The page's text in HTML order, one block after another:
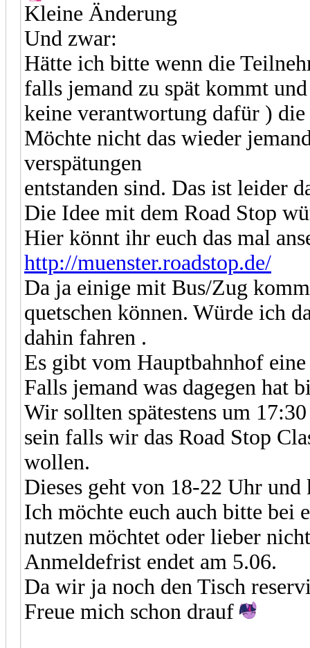
Kleine Änderung
Und zwar:
Hätte ich bitte wenn die
falls jemand zu spät kommt
keine verantwortung dafür )
Möchte nicht das wieder
verspätungen
entstanden sind. Das ist leider
Die Idee mit dem Road Stop
Hier könnt ihr euch das mal
http://muenster.roadstop.de/
Da ja einige mit Bus/Zug
quetschen können. Würde ich
dahin fahren .
Es gibt vom Hauptbahnhof
Falls jemand was dagegen hat
Wir sollten spätestens um
sein falls wir das Road Stop
wollen.
Dieses geht von 18-22 Uhr und
Ich möchte euch auch bitte bei
nutzen möchtet oder lieber
Anmeldefrist endet am 5.06.
Da wir ja noch den Tisch
Freue mich schon drauf